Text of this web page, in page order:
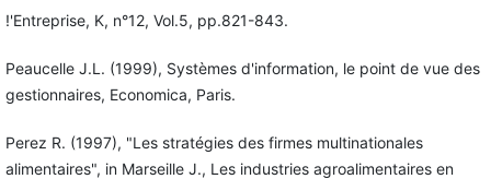
!'Entreprise, K, n°12, Vol.5, pp.821-843.
Peaucelle J.L. (1999), Systèmes d'information, le point de vue des
gestionnaires, Economica, Paris.
Perez R. (1997), "Les stratégies des firmes multinationales
alimentaires", in Marseille J., Les industries agroalimentaires en